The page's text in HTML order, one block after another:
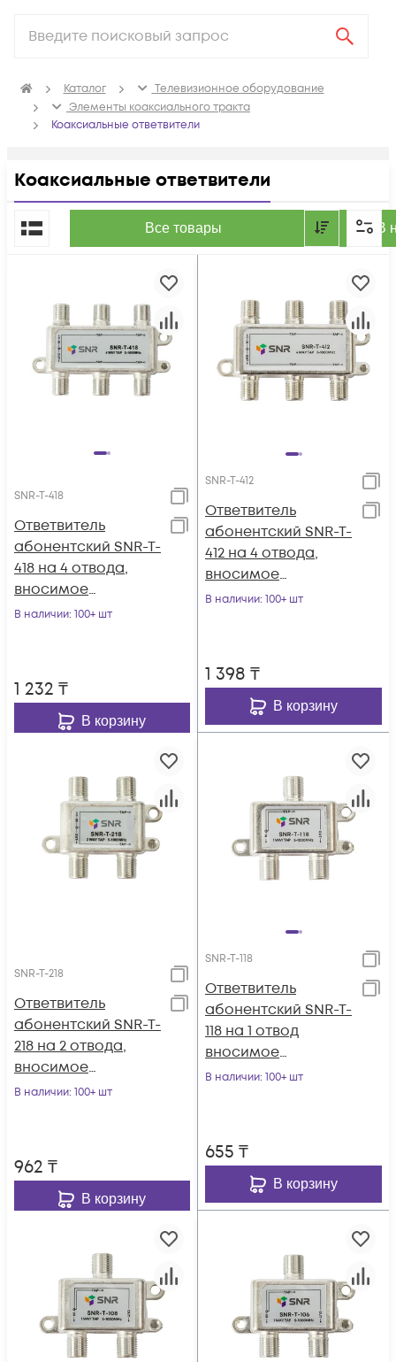
Каталог
Телевизионное оборудование
Элементы коаксиального тракта
Коаксиальные ответвители
Коаксиальные ответвители
Все товары В
По популярности
SNR-T-418
Ответвитель
абонентский SNR-T-
418 на 4 отвода,
вносимое
затухание IN-TAP
В наличии: 100+ шт
1 232 ₸
В корзину
SNR-T-412
Ответвитель
абонентский SNR-T-
412 на 4 отвода,
вносимое
затухание IN-TAP
В наличии: 100+ шт
1 398 ₸
В корзину
SNR-T-218
Ответвитель
абонентский SNR-T-
218 на 2 отвода,
вносимое
затухание IN-TAP
В наличии: 100+ шт
962 ₸
В корзину
SNR-T-118
Ответвитель
абонентский SNR-T-
118 на 1 отвод
вносимое
затухание IN-TAP
В наличии: 100+ шт
655 ₸
В корзину